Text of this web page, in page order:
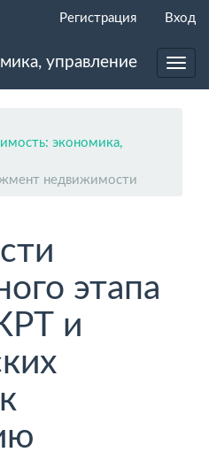
Регистрация Вход
управление
экономика,
недвижимости
этапа
и